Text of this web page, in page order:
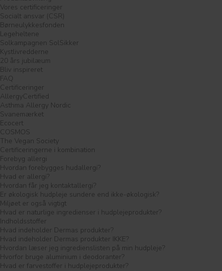
Vores certificeringer
Socialt ansvar (CSR)
Børneulykkesfonden
Legeheltene
Solkampagnen SolSikker
Kystlivredderne
20 års jubilæum
Bliv inspireret
FAQ
Certificeringer
AllergyCertified
Asthma Allergy Nordic
Svanemærket
Ecocert
COSMOS
The Vegan Society
Certificeringerne i kombination
Forebyg allergi
Hvordan forebygges hudallergi?
Hvad er allergi?
Hvordan får jeg kontaktallergi?
Er økologisk hudpleje sundere end ikke-økologisk?
Miljøet er også vigtigt
Hvad er naturlige ingredienser i hudplejeprodukter?
Indholdsstoffer
Hvad indeholder Dermas produkter?
Hvad indeholder Dermas produkter IKKE?
Hvordan læser jeg ingredienslisten på min hudpleje?
Hvorfor bruge aluminium i deodoranter?
Hvad er farvestoffer i hudplejeprodukter?